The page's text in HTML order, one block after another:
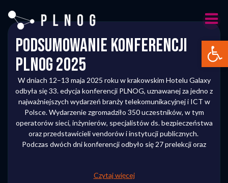
Podsumowanie konferencji
PLNOG 2025
W dniach 12–13 maja 2025 roku w krakowskim Hotelu Galaxy
odbyła się 33. edycja konferencji PLNOG, uznawanej za jedno z
najważniejszych wydarzeń branży telekomunikacyjnej i ICT w
Polsce. Wydarzenie zgromadziło 350 uczestników, w tym
operatorów sieci, inżynierów, specjalistów ds. bezpieczeństwa
oraz przedstawicieli vendorów i instytucji publicznych.
Podczas dwóch dni konferencji odbyło się 27 prelekcji oraz
Czytaj więcej